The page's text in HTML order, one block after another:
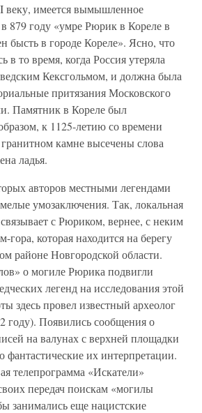
веку, имеется вымышленное
879 году «умре Рюрик в Кореле в
бысть в городе Кореле». Ясно, что
в то время, когда Россия утеряла
Кексгольмом, и должна была
притязания Московского
Памятник в Кореле был
к 1125-летию со времени
камне высечены слова
ладья.
авторов местными легендами
умозаключения. Так, локальная
с Рюриком, вернее, с неким
которая находится на берегу
районе Новгородской области.
о могиле Рюрика подвигли
легенд на исследования этой
здесь провел известный археолог
году). Появились сообщения о
на валунах с верхней площадки
фантастические их интерпретации.
телепрограмма «Искатели»
передач поискам «могилы
занимались еще нацистские